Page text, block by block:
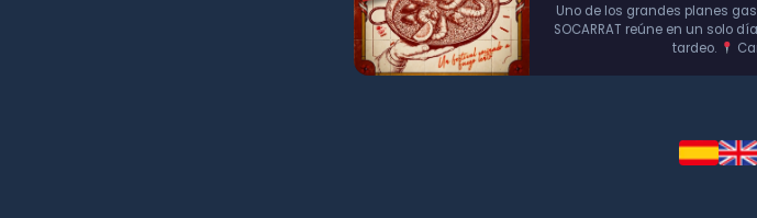
Uno de los grandes planes
SOCARRAT reúne en un solo
tardeo.